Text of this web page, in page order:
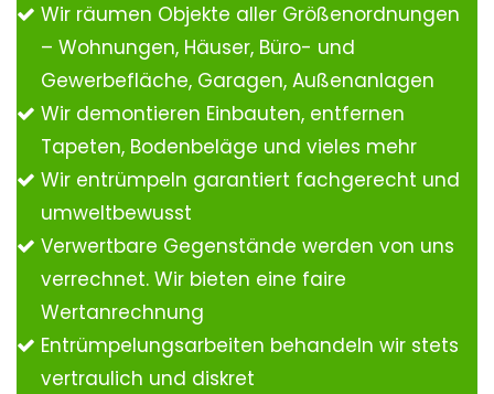
Wir räumen Objekte aller Größenordnungen
– Wohnungen, Häuser, Büro- und
Gewerbefläche, Garagen, Außenanlagen
Wir demontieren Einbauten, entfernen
Tapeten, Bodenbeläge und vieles mehr
Wir entrümpeln garantiert fachgerecht und
umweltbewusst
Verwertbare Gegenstände werden von uns
verrechnet. Wir bieten eine faire
Wertanrechnung
Entrümpelungsarbeiten behandeln wir stets
vertraulich und diskret